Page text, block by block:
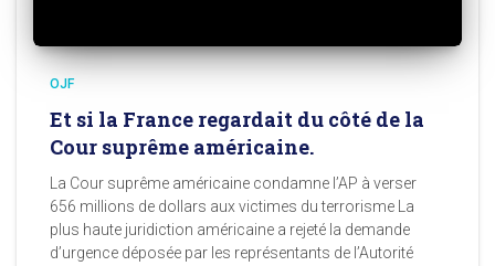
OJF
Et si la France regardait du côté de la
Cour suprême américaine.
La Cour suprême américaine condamne l’AP à verser
656 millions de dollars aux victimes du terrorisme La
plus haute juridiction américaine a rejeté la demande
d’urgence déposée par les représentants de l’Autorité